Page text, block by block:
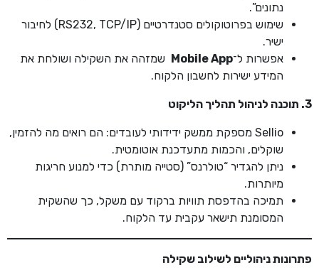
נתונים”.
שימוש בפרוטוקולים סטנדרטיים (RS232, TCP/IP) לחיבור
ישיר.
אפשרות ל־Mobile App שמזהה את השקילה ושולחת את
המידע ישירות לחשבון הלקוח.
3. תוכנה לניהול תהליך הליקוט
Sellio מספקת ממשק ידידותי לעובדים: הם רואים מה להזמין,
שוקלים, והכמות מתעדכנת אוטומטית.
ניתן להגדיר “טולרנס” (סטייה מותרת) כדי למנוע חריגות
מיותרות.
תמיכה בהדפסת תוויות ברקוד עם משקל, כך שהשקית
המסומנת תישאר עקבית עד הלקוח.
פתרונות ניהוליים לשילוב שקילה